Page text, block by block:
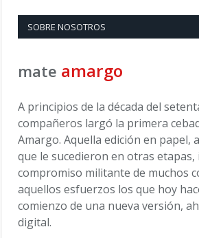
SOBRE NOSOTROS
mate amargo
A principios de la década del
compañeros largó la primera
Amargo. Aquella edición en papel,
que le sucedieron en otras etapas,
compromiso militante de muchos
aquellos esfuerzos los que hoy
comienzo de una nueva versión,
digital.